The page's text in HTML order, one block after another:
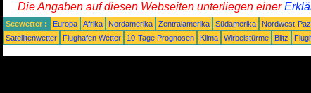
Die Angaben auf diesen Webseiten unterliegen einer
Seewetter : Europa Afrika Nordamerika Zentralamerika Südamerika Nordwest-
Satellitenwetter
Flughafen Wetter 10-Tage Prognosen Klima Wirbelstürme Blitz